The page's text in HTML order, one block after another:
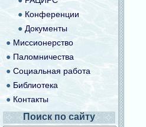
● Конференции
● Документы
●Миссионерство
● Паломничества
●Социальная работа
● Библиотека
● Контакты
Поиск по сайту